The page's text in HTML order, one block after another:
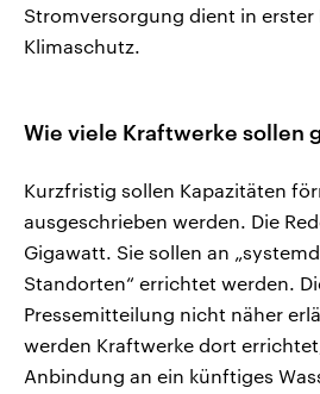
Stromversorgung dient in erster
Klimaschutz.
Wie viele Kraftwerke sollen
Kurzfristig sollen Kapazitäten
ausgeschrieben werden. Die
Gigawatt. Sie sollen an
Standorten“ errichtet werden.
Pressemitteilung nicht näher
werden Kraftwerke dort
Anbindung an ein künftiges